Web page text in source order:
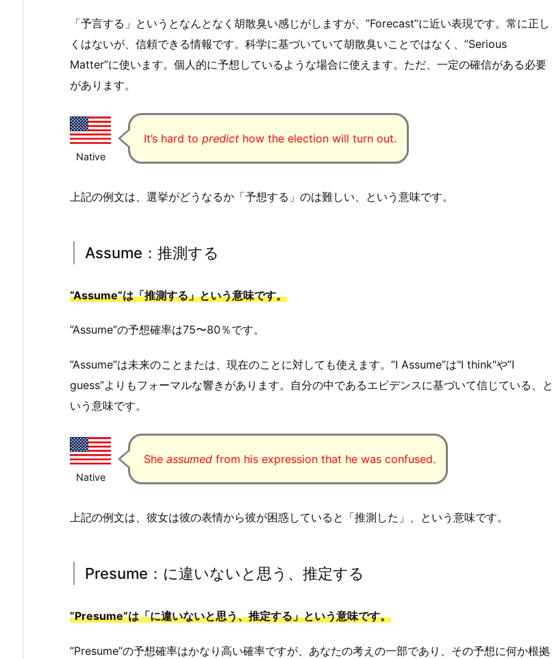
「予言する」というとなんとなく胡散臭い感じがしますが、”Forecast”に近い表現です。常に正し
くはないが、信頼できる情報です。科学に基づいていて胡散臭いことではなく、”Serious
Matter”に使います。個人的に予想しているような場合に使えます。ただ、一定の確信がある必要
があります。
Native
It’s hard to predict how the election will turn out.
上記の例文は、選挙がどうなるか「予想する」のは難しい、という意味です。
Assume：推測する
”Assume”は「推測する」という意味です。
”Assume”の予想確率は75〜80％です。
”Assume”は未来のことまたは、現在のことに対しても使えます。”I Assume”は"I think"や”I
guess”よりもフォーマルな響きがあります。自分の中であるエビデンスに基づいて信じている、と
いう意味です。
Native
She assumed from his expression that he was confused.
上記の例文は、彼女は彼の表情から彼が困惑していると「推測した」、という意味です。
Presume：に違いないと思う、推定する
”Presume”は「に違いないと思う、推定する」という意味です。
”Presume”の予想確率はかなり高い確率ですが、あなたの考えの一部であり、その予想に何か根拠